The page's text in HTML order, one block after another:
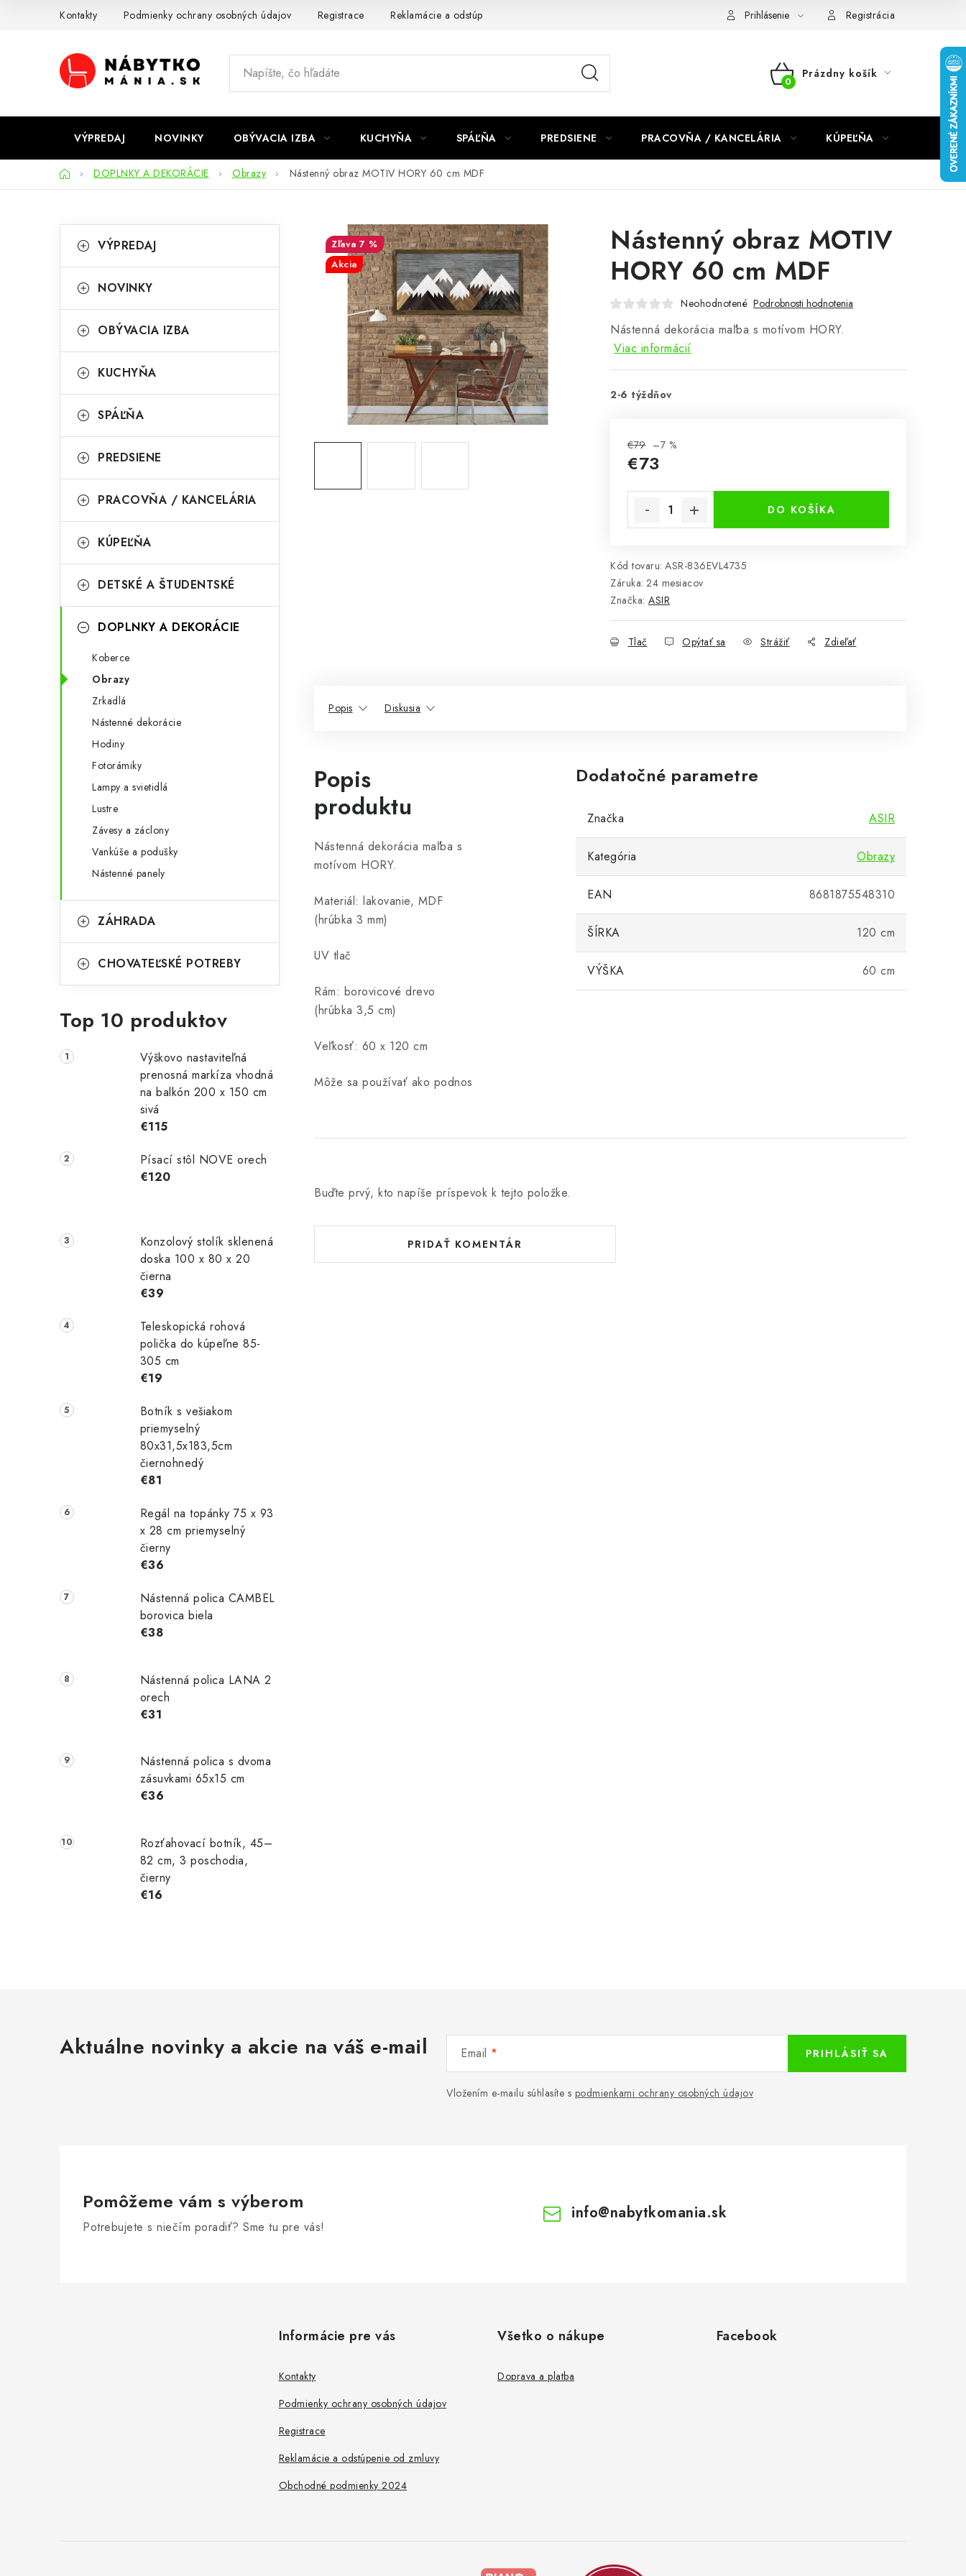
Kontakty Podmienky ochrany osobných údajov Registrace Reklamácie a odstúpenie od zmluvy Prihlásenie Registrácia
NÁKUPNÝ
Prázdny košík
VÝPREDAJ NOVINKY OBÝVACIA IZBA KUCHYŇA SPÁĽŇA PREDSIENE PRACOVŇA / KANCELÁRIA KÚPEĽŇA
DomovDOPLNKY A DEKORÁCIE Obrazy Nástenný obraz MOTIV HORY 60 cm MDF
o
n
ý
a
n
l
kategórie
a
e
ó
i
VÝPREDAJ
NOVINKY
OBÝVACIA IZBA
KUCHYŇA
SPÁĽŇA
PREDSIENE
PRACOVŇA / KANCELÁRIA
KÚPEĽŇA
DETSKÉ A ŠTUDENTSKÉ
DOPLNKY A DEKORÁCIE
Koberce
Obrazy
Zrkadlá
Nástenné dekorácie
Hodiny
Fotorámiky
Lampy a svietidlá
Lustre
Závesy a záclony
Vankúše a podušky
Nástenné panely
ZÁHRADA
CHOVATEĽSKÉ POTREBY
Top 10 produktov
Výškovo nastaviteľná
prenosná markíza vhodná
na balkón 200 x 150 cm
sivá
€115
Písací stôl NOVE orech
€120
Konzolový stolík sklenená
doska 100 x 80 x 20
čierna
€39
Teleskopická rohová
polička do kúpeľne 85-
305 cm
€19
Botník s vešiakom
priemyselný
80x31,5x183,5cm
čiernohnedý
€81
Regál na topánky 75 x 93
x 28 cm priemyselný
čierny
€36
Nástenná polica CAMBEL
borovica biela
€38
Nástenná polica LANA 2
orech
€31
Nástenná polica s dvoma
zásuvkami 65x15 cm
€36
Rozťahovací botník, 45–
82 cm, 3 poschodia,
čierny
€16
Nástenný obraz MOTIV
HORY 60 cm MDF
Neohodnotené Podrobnosti hodnotenia
Nástenná dekorácia maľba s motívom HORY.
Viac informácií
2-6 týždňov
€79 –7 %
€73
DO KOŠÍKA
Kód tovaru: ASR-836EVL4735
Záruka: 24 mesiacov
Značka: ASIR
Tlač Opýtať sa Strážiť Zdieľať
7 %
Akcia
Popis Diskusia
Popis
produktu
Nástenná dekorácia maľba s
motívom HORY.
Materiál: lakovanie, MDF
(hrúbka 3 mm)
UV tlač
Rám: borovicové drevo
(hrúbka 3,5 cm)
Veľkosť: 60 x 120 cm
Môže sa používať ako podnos
Dodatočné parametre
Značka ASIR
Kategória Obrazy
EAN 8681875548310
ŠÍRKA 120 cm
VÝŠKA 60 cm
Buďte prvý, kto napíše príspevok k tejto položke.
PRIDAŤ KOMENTÁR
Aktuálne novinky a akcie na váš e-mail Email
Vložením e-mailu súhlasíte s podmienkami ochrany osobných údajov
PRIHLÁSIŤ SA
Pomôžeme vám s výberom
Potrebujete s niečím poradiť? Sme tu pre vás!
info@nabytkomania.sk
Informácie pre vás
Kontakty
Podmienky ochrany osobných údajov
Registrace
Reklamácie a odstúpenie od zmluvy
Obchodné podmienky 2024
Všetko o nákupe
Doprava a platba
Facebook